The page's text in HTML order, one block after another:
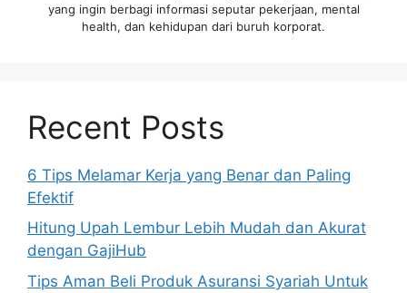
yang ingin berbagi informasi seputar pekerjaan, mental
health, dan kehidupan dari buruh korporat.
Recent Posts
6 Tips Melamar Kerja yang Benar dan Paling
Efektif
Hitung Upah Lembur Lebih Mudah dan Akurat
dengan GajiHub
Tips Aman Beli Produk Asuransi Syariah Untuk